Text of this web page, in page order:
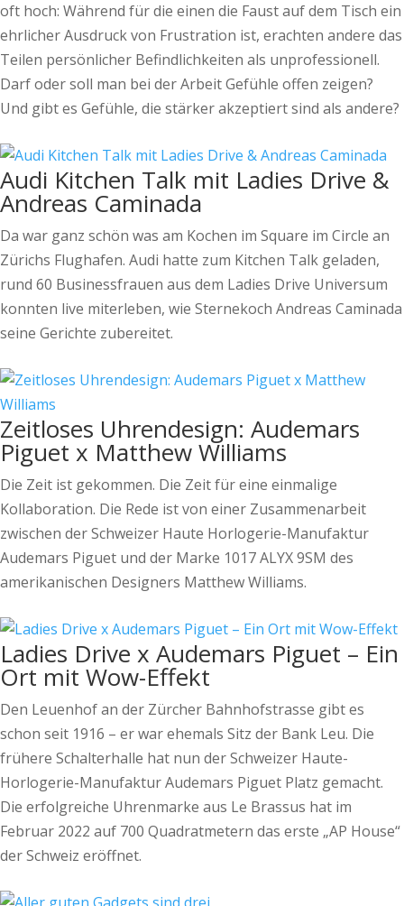
oft hoch: Während für die einen die Faust auf dem Tisch ein
ehrlicher Ausdruck von Frustration ist, erachten andere das
Teilen persönlicher Befindlichkeiten als unprofessionell.
Darf oder soll man bei der Arbeit Gefühle offen zeigen?
Und gibt es Gefühle, die stärker akzeptiert sind als andere?
Audi Kitchen Talk mit Ladies Drive &
Andreas Caminada
Da war ganz schön was am Kochen im Square im Circle an
Zürichs Flughafen. Audi hatte zum Kitchen Talk geladen,
rund 60 Businessfrauen aus dem Ladies Drive Universum
konnten live miterleben, wie Sternekoch Andreas Caminada
seine Gerichte zubereitet.
Zeitloses Uhrendesign: Audemars
Piguet x Matthew Williams
Die Zeit ist gekommen. Die Zeit für eine einmalige
Kollaboration. Die Rede ist von einer Zusammenarbeit
zwischen der Schweizer Haute Horlogerie-Manufaktur
Audemars Piguet und der Marke 1017 ALYX 9SM des
amerikanischen Designers Matthew Williams.
Ladies Drive x Audemars Piguet – Ein
Ort mit Wow-Effekt
Den Leuenhof an der Zürcher Bahnhofstrasse gibt es
schon seit 1916 – er war ehemals Sitz der Bank Leu. Die
frühere Schalterhalle hat nun der Schweizer Haute-
Horlogerie-Manufaktur Audemars Piguet Platz gemacht.
Die erfolgreiche Uhrenmarke aus Le Brassus hat im
Februar 2022 auf 700 Quadratmetern das erste „AP House“
der Schweiz eröffnet.